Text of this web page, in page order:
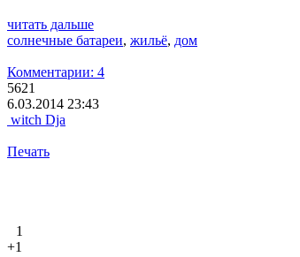
читать дальше
солнечные батареи, жильё, дом
Комментарии: 4
5621
6.03.2014 23:43
witch Dja
Печать
1
+1